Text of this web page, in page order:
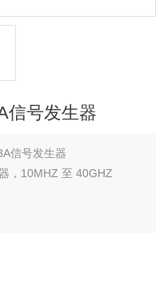
信号发生器
信号发生器
，10MHZ 至 40GHZ